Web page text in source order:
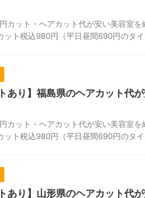
カット・ヘアカット代が安い美容室
ット税込980円（平日昼間690円のタ
あり】福島県のヘアカット代
カット・ヘアカット代が安い美容室
ット税込980円（平日昼間690円のタ
あり】山形県のヘアカット代